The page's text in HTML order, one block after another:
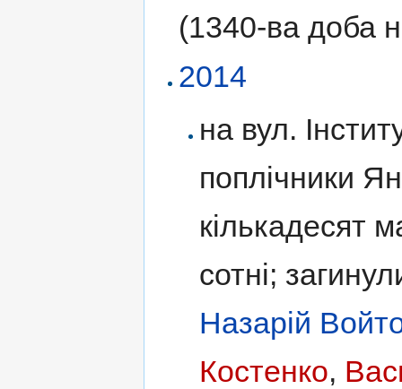
(1340-ва доба
2014
на вул.
поплічники
кількадесят
сотні;
Назарій
Костенко,